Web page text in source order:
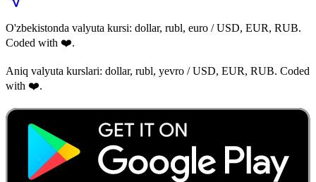
O'zbekistonda valyuta kursi: dollar, rubl, euro / USD, EUR, RUB.
Coded with ❤️.
Aniq valyuta kurslari: dollar, rubl, yevro / USD, EUR, RUB. Coded
with ❤️.